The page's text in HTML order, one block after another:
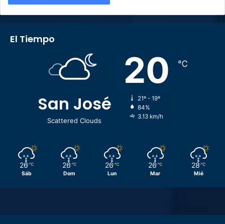
El Tiempo
San José
Scattered Clouds
20 ℃
21º - 19º
84%
3.13 km/h
26 ℃
Sáb
26 ℃
Dom
26 ℃
Lun
26 ℃
Mar
28 ℃
Mié